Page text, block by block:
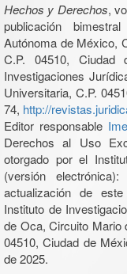
Hechos y Derechos,
publicación
Autónoma de México,
C.P. 04510,
Investigaciones
Universitaria, C.P.
74, http://
Editor responsable
Derechos al Uso
otorgado por el
(versión
actualización de
Instituto de
de Oca, Circuito Mario
04510, Ciudad de
de 2025.